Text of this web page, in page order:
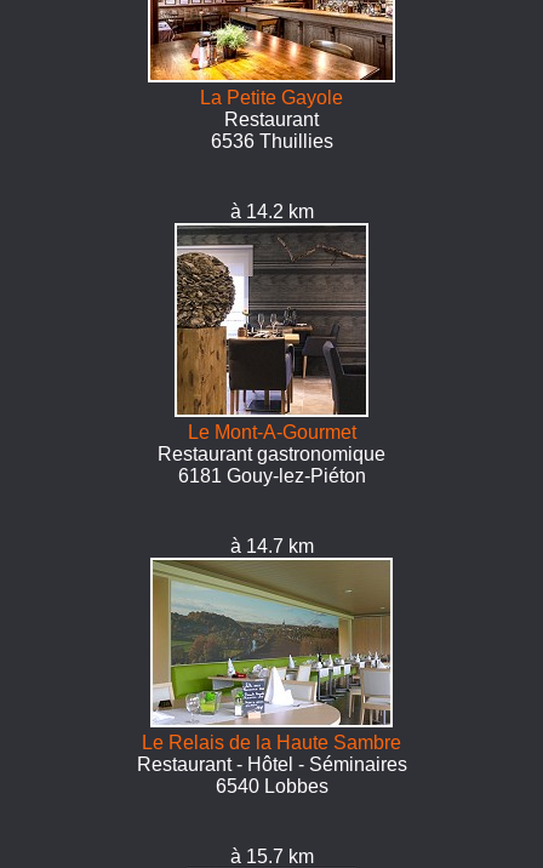
La Petite Gayole
Restaurant
6536 Thuillies
à 14.2 km
Le Mont-A-Gourmet
Restaurant gastronomique
6181 Gouy-lez-Piéton
à 14.7 km
Le Relais de la Haute Sambre
Restaurant - Hôtel - Séminaires
6540 Lobbes
à 15.7 km